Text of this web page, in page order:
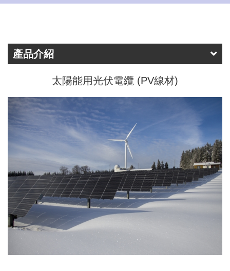
產品介紹
太陽能用光伏電纜 (PV線材)